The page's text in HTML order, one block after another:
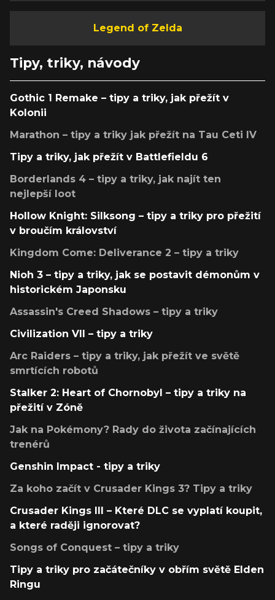
Legend of Zelda
Tipy, triky, návody
Gothic 1 Remake – tipy a triky, jak přežít v
Kolonii
Marathon – tipy a triky jak přežít na Tau Ceti IV
Tipy a triky, jak přežít v Battlefieldu 6
Borderlands 4 – tipy a triky, jak najít ten
nejlepší loot
Hollow Knight: Silksong – tipy a triky pro přežití
v broučím království
Kingdom Come: Deliverance 2 – tipy a triky
Nioh 3 – tipy a triky, jak se postavit démonům v
historickém Japonsku
Assassin's Creed Shadows – tipy a triky
Civilization VII – tipy a triky
Arc Raiders – tipy a triky, jak přežít ve světě
smrtících robotů
Stalker 2: Heart of Chornobyl – tipy a triky na
přežití v Zóně
Jak na Pokémony? Rady do života začínajících
trenérů
Genshin Impact - tipy a triky
Za koho začít v Crusader Kings 3? Tipy a triky
Crusader Kings III – Které DLC se vyplatí koupit,
a které raději ignorovat?
Songs of Conquest – tipy a triky
Tipy a triky pro začátečníky v obřím světě Elden
Ringu